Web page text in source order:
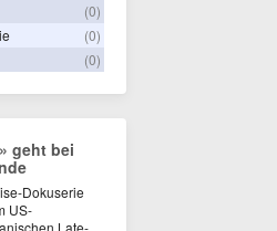
(0)
(0)
(0)
geht bei
Dokuserie
US-
Late-